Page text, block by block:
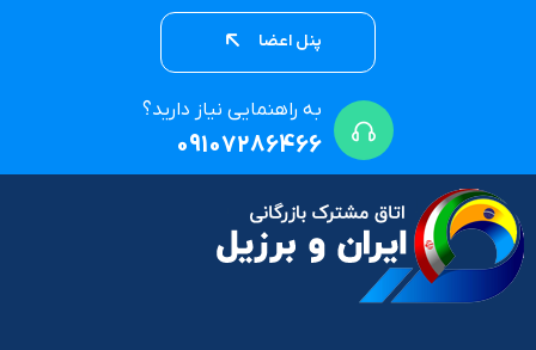
پنل اعضا
به راهنمایی نیاز دارید؟
09107286466